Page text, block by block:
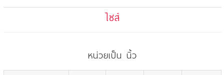
ไซส์
หน่วยเป็น นิ้ว